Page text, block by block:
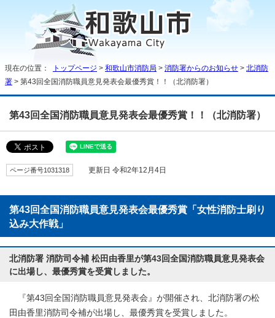
現在の位置： トップページ > 和歌山市消防局 > 消防署からのお知らせ > 北消防
署 > 第43回全国消防職員意見発表会最優秀賞！！（北消防署）
第43回全国消防職員意見発表会最優秀賞！！（北消防署）
ページ番号1031318 更新日 令和2年12月4日
第43回全国消防職員意見発表会最優秀賞「女性消防士刷り
込み大作戦」
北消防署 消防司令補 松田由香里が第43回全国消防職員意見発表会
に出場し、最優秀賞を受賞しました。
『第43回全国消防職員意見発表会』が開催され、北消防署の松
田由香里消防司令補が出場し、最優秀賞を受賞しました。